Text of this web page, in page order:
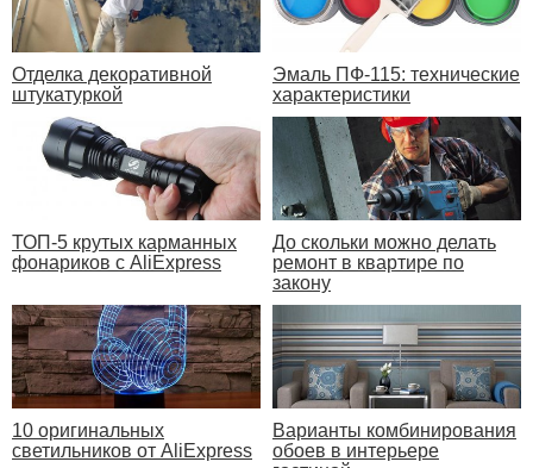
Отделка декоративной
штукатуркой
Эмаль ПФ-115: технические
характеристики
ТОП-5 крутых карманных
фонариков с AliExpress
До скольки можно делать
ремонт в квартире по
закону
10 оригинальных
светильников от AliExpress
Варианты комбинирования
обоев в интерьере